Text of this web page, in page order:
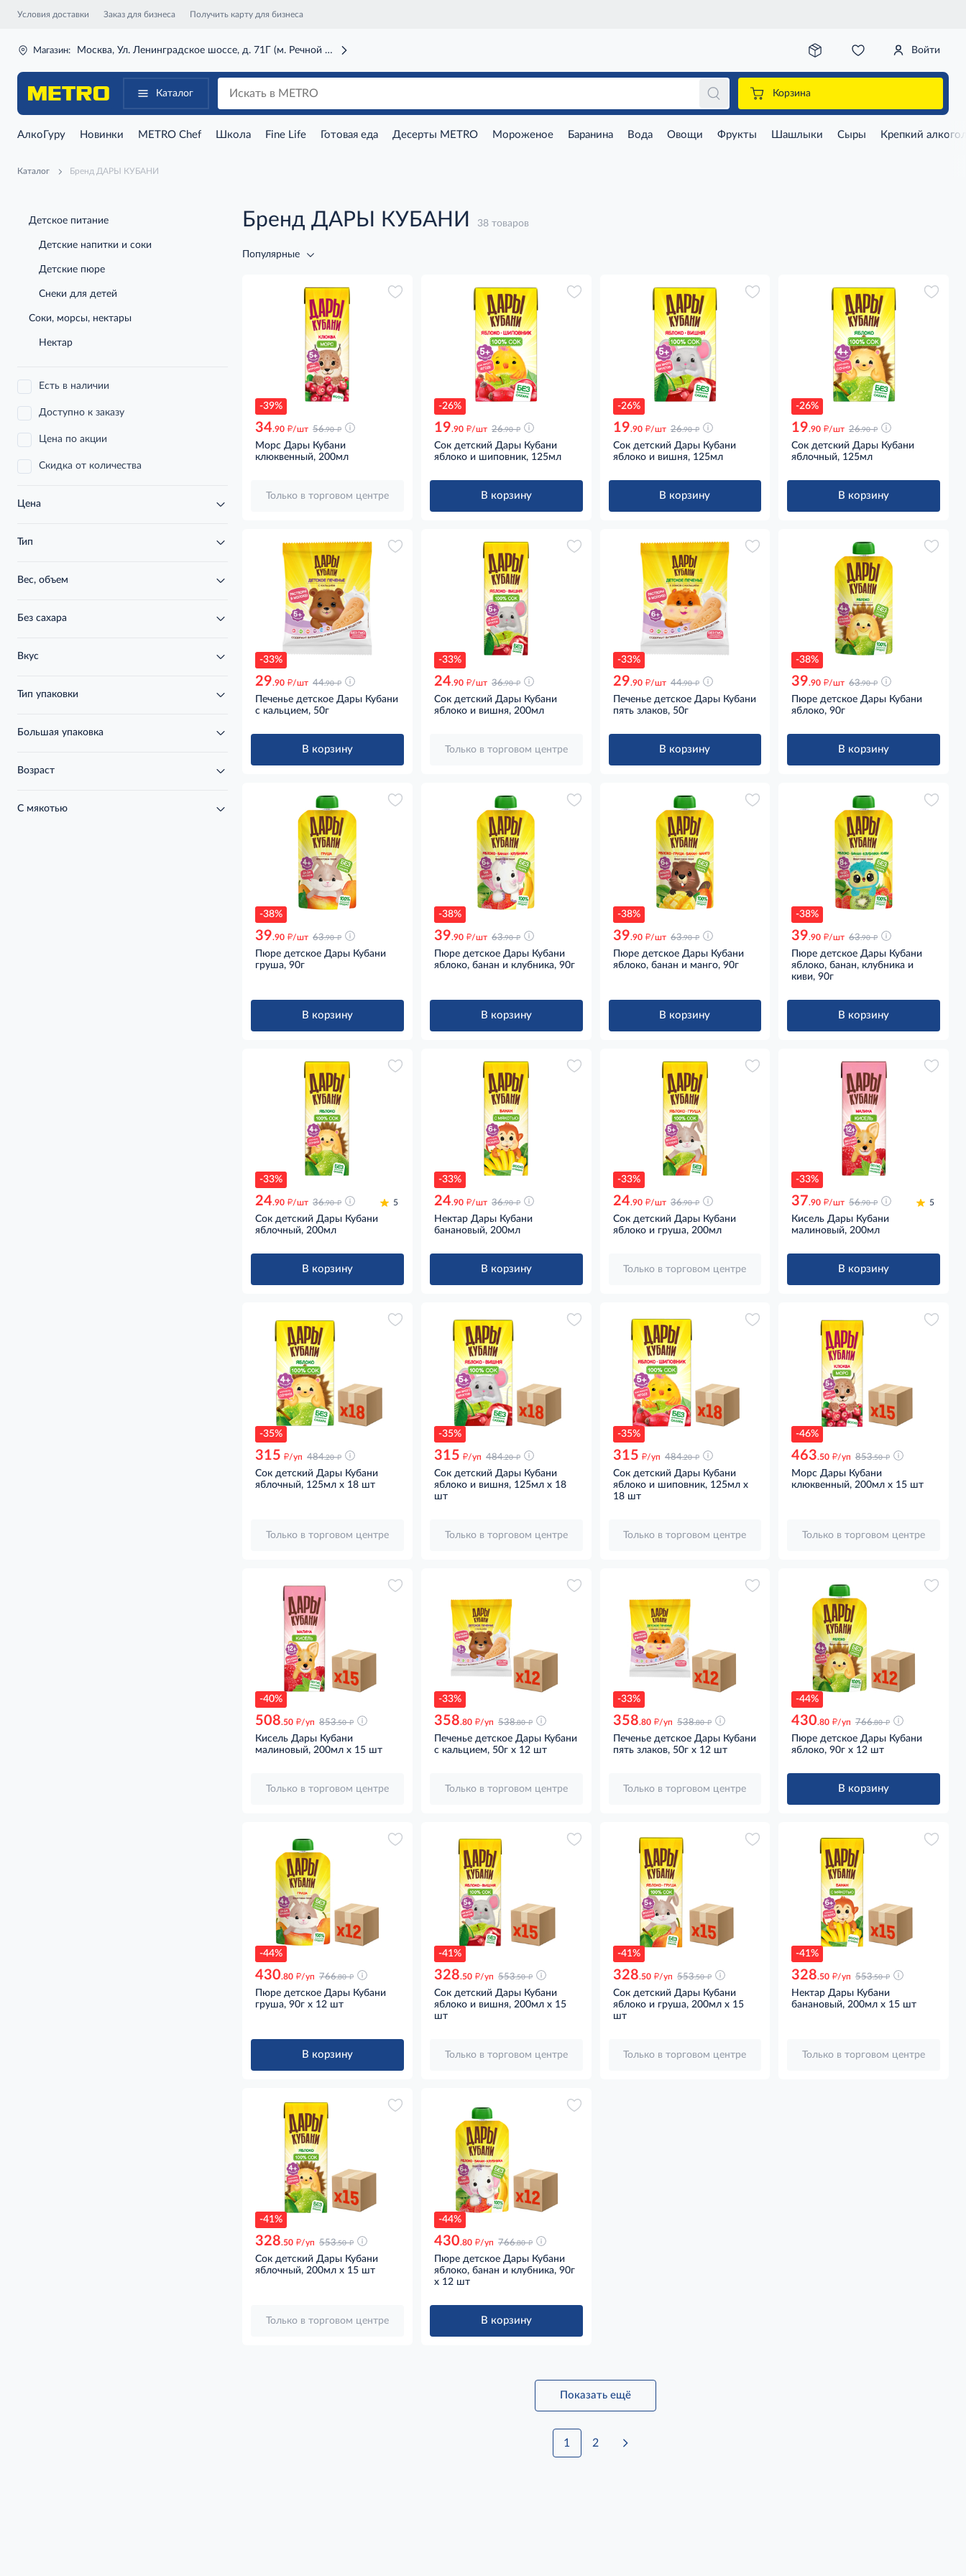
Условия доставки Заказ для бизнеса Получить карту для бизнеса
Магазин: Москва, Ул. Ленинградское шоссе, д. 71Г (м. Речной вокзал) Войти
Каталог Корзина
АлкоГуру Новинки METRO Chef Школа Fine Life Готовая еда Десерты METRO Мороженое Баранина Вода Овощи Фрукты Шашлыки Сыры Крепкий
Каталог Бренд ДАРЫ КУБАНИ
Детское питание
Детские напитки и соки
Детские пюре
Снеки для детей
Соки, морсы, нектары
Нектар
Есть в наличии
Доступно к заказу
Цена по акции
Скидка от количества
Цена
Тип
Вес, объем
Без сахара
Вкус
Тип упаковки
Большая упаковка
Возраст
С мякотью
Бренд ДАРЫ КУБАНИ 38 товаров
Популярные
-39%
34.90 д/шт 56.90 д
Морс Дары Кубани
клюквенный, 200мл
Только в торговом центре
-26%
19.90 д/шт 26.90 д
Сок детский Дары Кубани
яблоко и шиповник, 125мл
В корзину
-26%
19.90 д/шт 26.90 д
Сок детский Дары Кубани
яблоко и вишня, 125мл
В корзину
-26%
19.90 д/шт 26.90 д
Сок детский Дары Кубани
яблочный, 125мл
В корзину
-33%
29.90 д/шт 44.90 д
Печенье детское Дары Кубани
с кальцием, 50г
В корзину
-33%
24.90 д/шт 36.90 д
Сок детский Дары Кубани
яблоко и вишня, 200мл
Только в торговом центре
-33%
29.90 д/шт 44.90 д
Печенье детское Дары Кубани
пять злаков, 50г
В корзину
-38%
39.90 д/шт 63.90 д
Пюре детское Дары Кубани
яблоко, 90г
В корзину
-38%
39.90 д/шт 63.90 д
Пюре детское Дары Кубани
груша, 90г
В корзину
-38%
39.90 д/шт 63.90 д
Пюре детское Дары Кубани
яблоко, банан и клубника, 90г
В корзину
-38%
39.90 д/шт 63.90 д
Пюре детское Дары Кубани
яблоко, банан и манго, 90г
В корзину
-38%
39.90 д/шт 63.90 д
Пюре детское Дары Кубани
яблоко, банан, клубника и
киви, 90г
В корзину
-33%
24.90 д/шт 36.90 д 5
Сок детский Дары Кубани
яблочный, 200мл
В корзину
-33%
24.90 д/шт 36.90 д
Нектар Дары Кубани
банановый, 200мл
В корзину
-33%
24.90 д/шт 36.90 д
Сок детский Дары Кубани
яблоко и груша, 200мл
Только в торговом центре
-33%
37.90 д/шт 56.90 д 5
Кисель Дары Кубани
малиновый, 200мл
В корзину
-35%
315 д/уп 484.20 д
Сок детский Дары Кубани
яблочный, 125мл x 18 шт
Только в торговом центре
-35%
315 д/уп 484.20 д
Сок детский Дары Кубани
яблоко и вишня, 125мл x 18
шт
Только в торговом центре
-35%
315 д/уп 484.20 д
Сок детский Дары Кубани
яблоко и шиповник, 125мл x
18 шт
Только в торговом центре
-46%
463.50 д/уп 853.50 д
Морс Дары Кубани
клюквенный, 200мл x 15 шт
Только в торговом центре
-40%
508.50 д/уп 853.50 д
Кисель Дары Кубани
малиновый, 200мл x 15 шт
Только в торговом центре
-33%
358.80 д/уп 538.80 д
Печенье детское Дары Кубани
с кальцием, 50г x 12 шт
Только в торговом центре
-33%
358.80 д/уп 538.80 д
Печенье детское Дары Кубани
пять злаков, 50г x 12 шт
Только в торговом центре
-44%
430.80 д/уп 766.80 д
Пюре детское Дары Кубани
яблоко, 90г x 12 шт
В корзину
-44%
430.80 д/уп 766.80 д
Пюре детское Дары Кубани
груша, 90г x 12 шт
В корзину
-41%
328.50 д/уп 553.50 д
Сок детский Дары Кубани
яблоко и вишня, 200мл x 15
шт
Только в торговом центре
-41%
328.50 д/уп 553.50 д
Сок детский Дары Кубани
яблоко и груша, 200мл x 15
шт
Только в торговом центре
-41%
328.50 д/уп 553.50 д
Нектар Дары Кубани
банановый, 200мл x 15 шт
Только в торговом центре
-41%
328.50 д/уп 553.50 д
Сок детский Дары Кубани
яблочный, 200мл x 15 шт
Только в торговом центре
-44%
430.80 д/уп 766.80 д
Пюре детское Дары Кубани
яблоко, банан и клубника, 90г
x 12 шт
В корзину
Показать ещё
1 2